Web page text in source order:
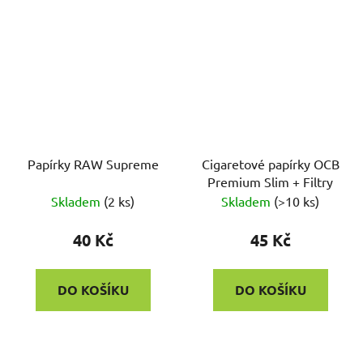
Papírky RAW Supreme
Skladem (2 ks)
40 Kč
DO KOŠÍKU
Cigaretové papírky OCB
Premium Slim + Filtry
Skladem (>10 ks)
45 Kč
DO KOŠÍKU